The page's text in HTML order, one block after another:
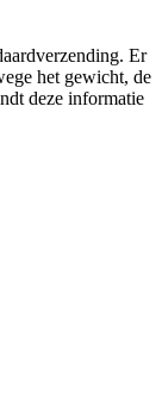
Er
het gewicht, de
deze informatie